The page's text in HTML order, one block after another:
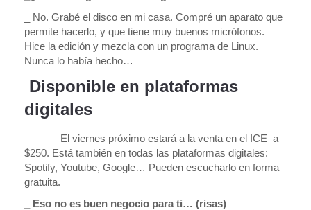
_ No. Grabé el disco en mi casa. Compré un aparato que
permite hacerlo, y que tiene muy buenos micrófonos.
Hice la edición y mezcla con un programa de Linux.
Nunca lo había hecho…
Disponible en plataformas
digitales
El viernes próximo estará a la venta en el ICE a
$250. Está también en todas las plataformas digitales:
Spotify, Youtube, Google… Pueden escucharlo en forma
gratuita.
_ Eso no es buen negocio para ti… (risas)